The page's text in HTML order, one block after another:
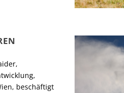
beschäftigt